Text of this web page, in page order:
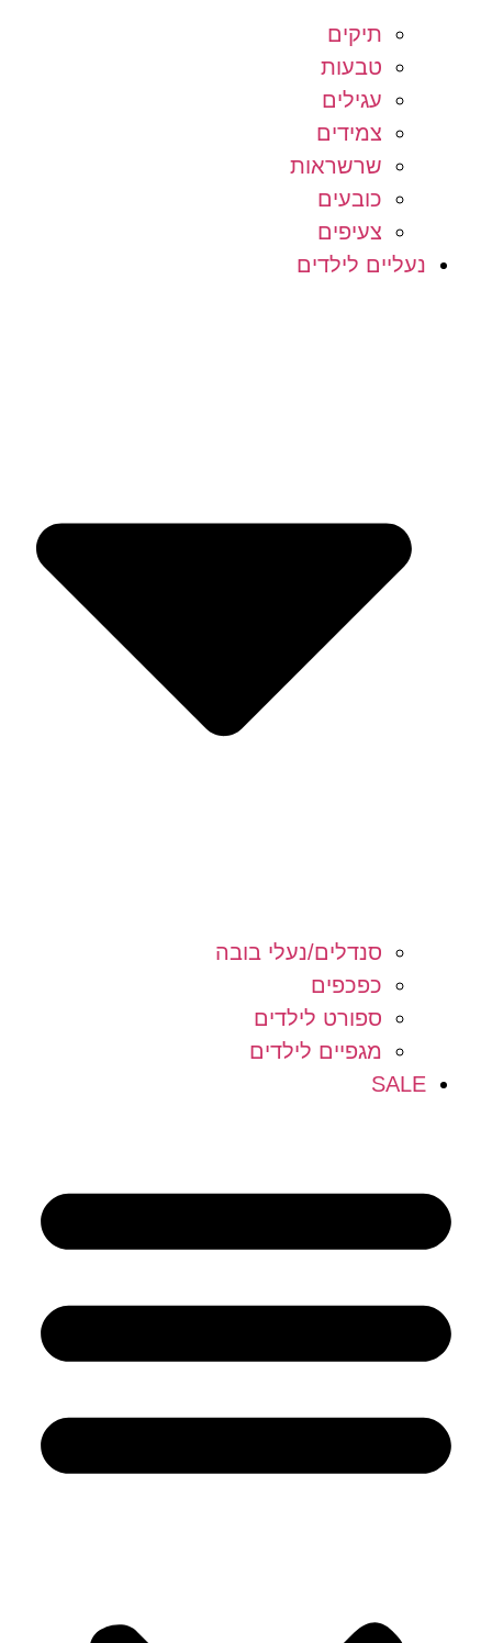
תיקים
טבעות
עגילים
צמידים
שרשראות
כובעים
צעיפים
נעליים לילדים
סנדלים/נעלי בובה
כפכפים
ספורט לילדים
מגפיים לילדים
SALE